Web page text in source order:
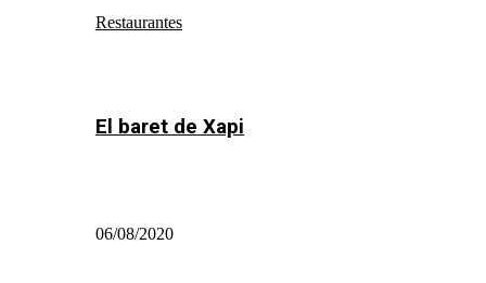
Restaurantes
El baret de Xapi
06/08/2020